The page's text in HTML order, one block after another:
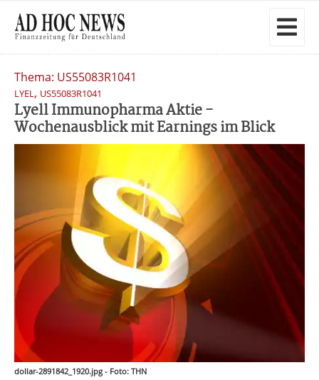
Thema: US55083R1041
LYEL, US55083R1041
Lyell Immunopharma Aktie -
Wochenausblick mit Earnings im Blick
dollar-2891842_1920.jpg - Foto: THN